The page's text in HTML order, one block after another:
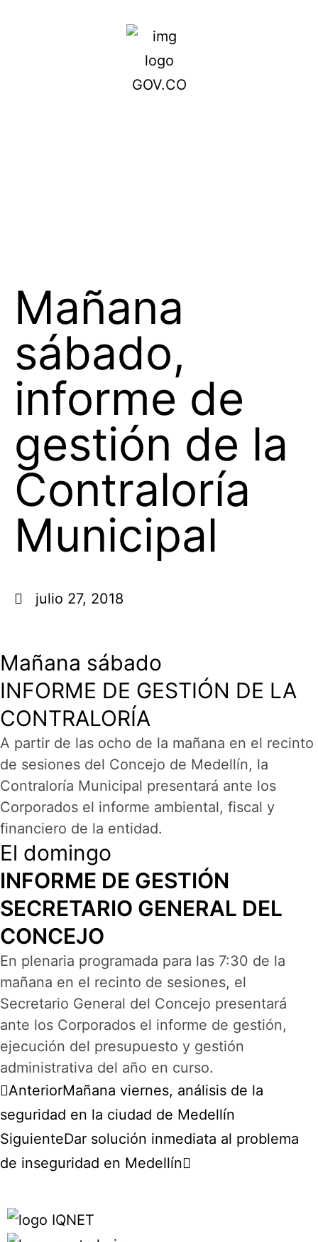
Mañana
sábado,
informe de
gestión de la
Contraloría
Municipal
julio 27, 2018
Mañana sábado
INFORME DE GESTIÓN DE LA
CONTRALORÍA
A partir de las ocho de la mañana en el recinto
de sesiones del Concejo de Medellín, la
Contraloría Municipal presentará ante los
Corporados el informe ambiental, fiscal y
financiero de la entidad.
El domingo
INFORME DE GESTIÓN
SECRETARIO GENERAL DEL
CONCEJO
En plenaria programada para las 7:30 de la
mañana en el recinto de sesiones, el
Secretario General del Concejo presentará
ante los Corporados el informe de gestión,
ejecución del presupuesto y gestión
administrativa del año en curso.
AnteriorMañana viernes, análisis de la
seguridad en la ciudad de Medellín
SiguienteDar solución inmediata al problema
de inseguridad en Medellín